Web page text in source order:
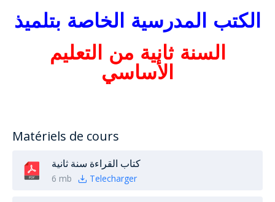
الكتب المدرسية الخاصة بتلميذ
السنة ثانية من التعليم
الأساسي
Matériels de cours
كتاب القراءة سنة ثانية
6 mb Telecharger